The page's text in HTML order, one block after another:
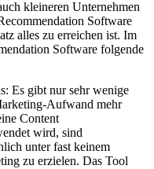
kleineren Unternehmen
Software
alles zu erreichen ist. Im
Software folgende
Es gibt nur sehr wenige
Aufwand mehr
Content
wird, sind
unter fast keinem
zu erzielen. Das Tool